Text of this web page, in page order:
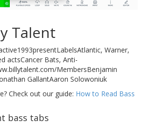
Talent
Warner,
actsCancer Bats, Anti-
MembersBenjamin
GallantAaron Solowoniuk
Check out our guide: How to Read Bass
bass tabs